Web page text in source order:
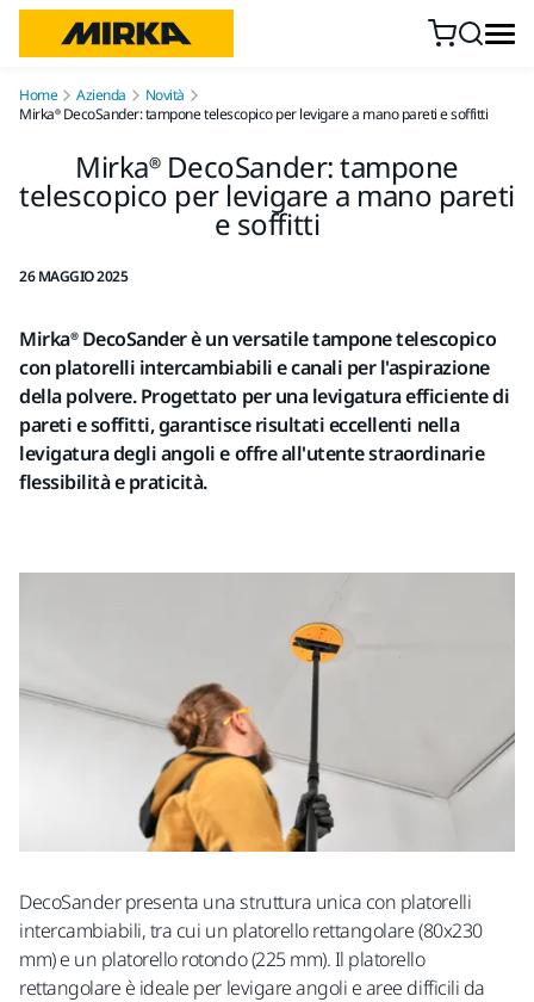
Home Azienda
Novità
Mirka® DecoSander: tampone telescopico per levigare a mano pareti e soffitti
Mirka® DecoSander: tampone
telescopico per levigare a mano pareti
e soffitti
26 MAGGIO 2025
Mirka® DecoSander è un versatile tampone telescopico
con platorelli intercambiabili e canali per l'aspirazione
della polvere. Progettato per una levigatura efficiente di
pareti e soffitti, garantisce risultati eccellenti nella
levigatura degli angoli e offre all'utente straordinarie
flessibilità e praticità.
DecoSander presenta una struttura unica con platorelli
intercambiabili, tra cui un platorello rettangolare (80x230
mm) e un platorello rotondo (225 mm). Il platorello
rettangolare è ideale per levigare angoli e aree difficili da